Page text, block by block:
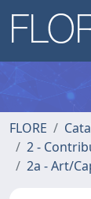
FLORE
2 -
2a - Art/